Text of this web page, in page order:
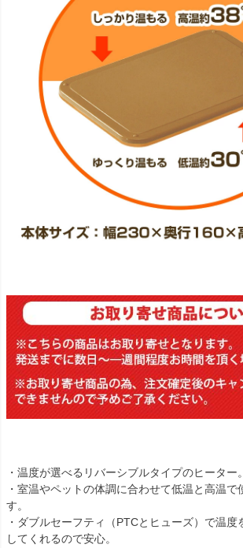
・温度が選べるリバーシブルタイプのヒーター。
・室温やペットの体調に合わせて低温と高温で
す。
・ダブルセーフティ（PTCとヒューズ）で温
してくれるので安心。